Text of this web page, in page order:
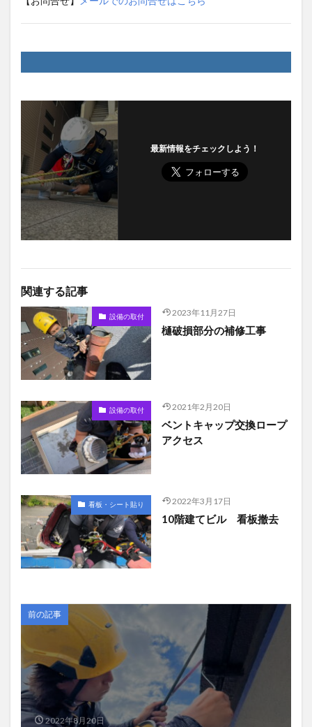
最新情報をチェックしよう！
関連する記事
設備の取付 2023年11月27日
樋破損部分の補修工事
設備の取付 2021年2月20日
ベントキャップ交換ロープ
アクセス
看板・シート貼り 2022年3月17日
10階建てビル 看板撤去
前の記事
2022年8月20日